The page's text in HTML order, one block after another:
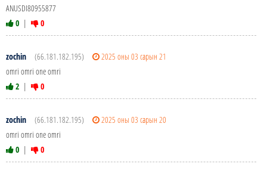
ANUSDI80955877
0 | 0
zochin (66.181.182.195)
2025 оны 03 сарын 21
omri omri one omri
2 | 0
zochin (66.181.182.195)
2025 оны 03 сарын 20
omri omri one omri
0 | 0